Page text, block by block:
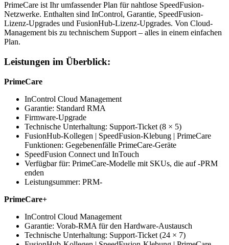
PrimeCare ist Ihr umfassender Plan für nahtlose SpeedFusion-
Netzwerke. Enthalten sind InControl, Garantie, SpeedFusion-
Lizenz-Upgrades und FusionHub-Lizenz-Upgrades. Von Cloud-
Management bis zu technischem Support – alles in einem einfachen
Plan.
Leistungen im Überblick:
PrimeCare
InControl Cloud Management
Garantie: Standard RMA
Firmware-Upgrade
Technische Unterhaltung: Support-Ticket (8 × 5)
FusionHub-Kollegen | SpeedFusion-Klebung | PrimeCare
Funktionen: Gegebenenfälle PrimeCare-Geräte
SpeedFusion Connect und InTouch
Verfügbar für: PrimeCare-Modelle mit SKUs, die auf -PRM
enden
Leistungsummer: PRM-
PrimeCare+
InControl Cloud Management
Garantie: Vorab-RMA für den Hardware-Austausch
Technische Unterhaltung: Support-Ticket (24 × 7)